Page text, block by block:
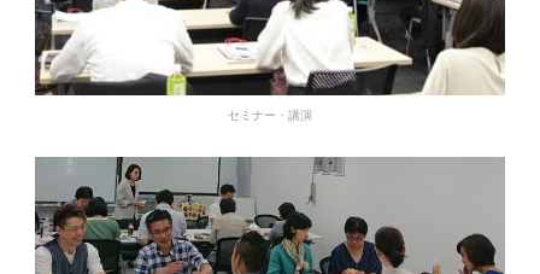
セミナー・講演